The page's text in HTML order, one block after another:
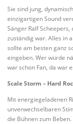
Sie sind jung,
einzigartigen Sound
Sänger Ralf
zuständig war. Alles in
sollte am besten ganz
eingeben. Wer würde
war schon Fan, da war
Scale Storm – Hard
Mit energiegeladenen
unverwechselbaren
die Bühnen zum